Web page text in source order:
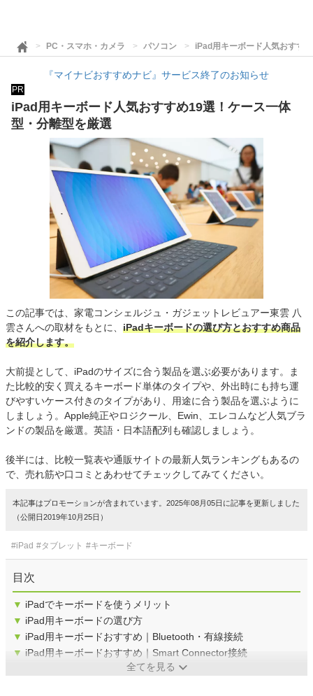
PC・スマホ・カメラ パソコン iPad用キーボード人気おすす
『マイナビおすすめナビ』サービス終了のお知らせ
PR
iPad用キーボード人気おすすめ19選！ケース一体
型・分離型を厳選
この記事では、家電コンシェルジュ・ガジェットレビュアー東雲 八
雲さんへの取材をもとに、 iPadキーボードの選び方とおすすめ商品
を紹介します。
大前提として、iPadのサイズに合う製品を選ぶ必要があります。ま
た比較的安く買えるキーボード単体のタイプや、外出時にも持ち運
びやすいケース付きのタイプがあり、用途に合う製品を選ぶように
しましょう。Apple純正やロジクール、Ewin、エレコムなど人気ブラ
ンドの製品を厳選。英語・日本語配列も確認しましょう。
後半には、比較一覧表や通販サイトの最新人気ランキングもあるの
で、売れ筋や口コミとあわせてチェックしてみてください。
本記事はプロモーションが含まれています。2025年08月05日に記事を更新しました
（公開日2019年10月25日）
#iPad #タブレット #キーボード
目次
▼ iPadでキーボードを使うメリット
▼ iPad用キーボードの選び方
▼ iPad用キーボードおすすめ｜Bluetooth・有線接続
▼ iPad用キーボードおすすめ｜Smart Connector接続
全てを見る